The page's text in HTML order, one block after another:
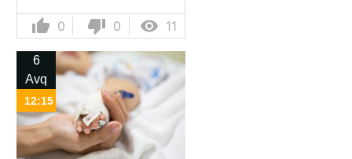
thumb_up 0 thumb_down 0  11
6
Avq
12:15